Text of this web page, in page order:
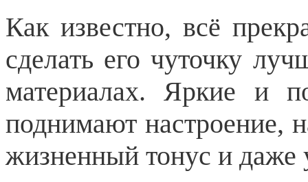
Как известно, всё
сделать его чуточку
материалах. Яркие и
поднимают настроение,
жизненный тонус и даже